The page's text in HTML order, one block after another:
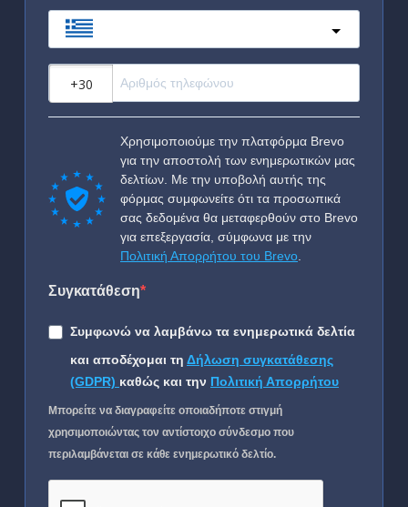
Χρησιμοποιούμε την πλατφόρμα Brevo
για την αποστολή των ενημερωτικών μας
δελτίων. Με την υποβολή αυτής της
φόρμας συμφωνείτε ότι τα προσωπικά
σας δεδομένα θα μεταφερθούν στο Brevo
για επεξεργασία, σύμφωνα με την
Πολιτική Απορρήτου του Brevo
Συγκατάθεση
Συμφωνώ να λαμβάνω τα ενημερωτικά δελτία
και αποδέχομαι τη Δήλωση συγκατάθεσης
(GDPR) καθώς και την Πολιτική Απορρήτου
Μπορείτε να διαγραφείτε οποιαδήποτε στιγμή
χρησιμοποιώντας τον αντίστοιχο σύνδεσμο που
περιλαμβάνεται σε κάθε ενημερωτικό δελτίο.